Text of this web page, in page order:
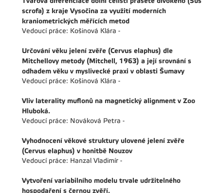
scrofa) z kraje Vysočina za využití moderních
kraniometrických měřících metod
Vedoucí práce: Košinová Klára -
Určování věku jelení zvěře (Cervus elaphus) dle
Mitchellovy metody (Mitchell, 1963) a její srovnání s
odhadem věku v myslivecké praxi v oblasti Šumavy
Vedoucí práce: Košinová Klára -
Vliv laterality muflonů na magnetický alignment v Zoo
Hluboká.
Vedoucí práce: Nováková Petra -
Vyhodnocení věkové struktury ulovené jelení zvěře
(Cervus elaphus) v honitbě Nouzov
Vedoucí práce: Hanzal Vladimír -
Vytvoření variabilního modelu trvale udržitelného
hospodaření s černou zvěří.